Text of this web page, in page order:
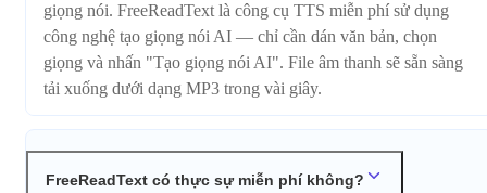
giọng nói. FreeReadText là công cụ TTS miễn phí sử dụng
công nghệ tạo giọng nói AI — chỉ cần dán văn bản, chọn
giọng và nhấn "Tạo giọng nói AI". File âm thanh sẽ sẵn sàng
tải xuống dưới dạng MP3 trong vài giây.
FreeReadText có thực sự miễn phí không?